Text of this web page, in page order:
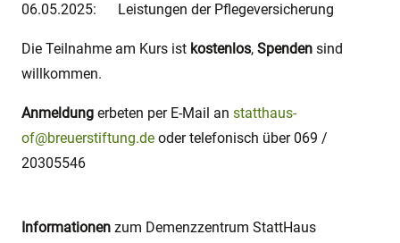
06.05.2025: Leistungen der Pflegeversicherung
Die Teilnahme am Kurs ist kostenlos, Spenden sind
willkommen.
Anmeldung erbeten per E-Mail an statthaus-
of@breuerstiftung.de oder telefonisch über 069 /
20305546
Informationen zum Demenzzentrum StattHaus